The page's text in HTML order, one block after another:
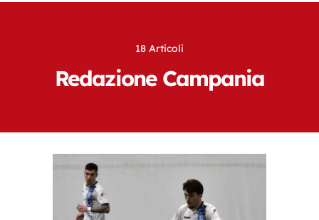
18 Articoli
Redazione Campania